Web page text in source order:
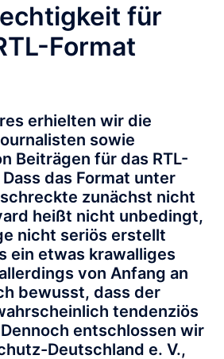
für
Format
erhielten wir die
sowie
Beiträgen für das RTL-
das Format unter
zunächst nicht
heißt nicht unbedingt,
nicht seriös erstellt
ein etwas krawalliges
von Anfang an
bewusst, dass der
tendenziös
entschlossen wir
Deutschland e. V.,